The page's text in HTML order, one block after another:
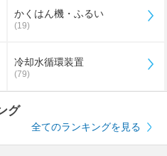
かくはん機・ふるい
(19)
冷却水循環装置
(79)
グ
全てのランキングを見る